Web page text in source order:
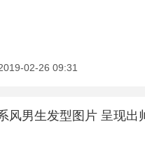
02-26 09:31
风男生发型图片 呈现出